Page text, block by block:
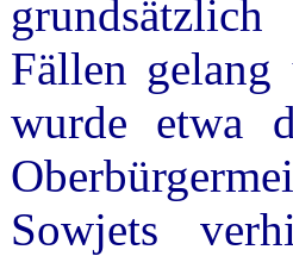
Fällen
wurde etwa
Sowjets